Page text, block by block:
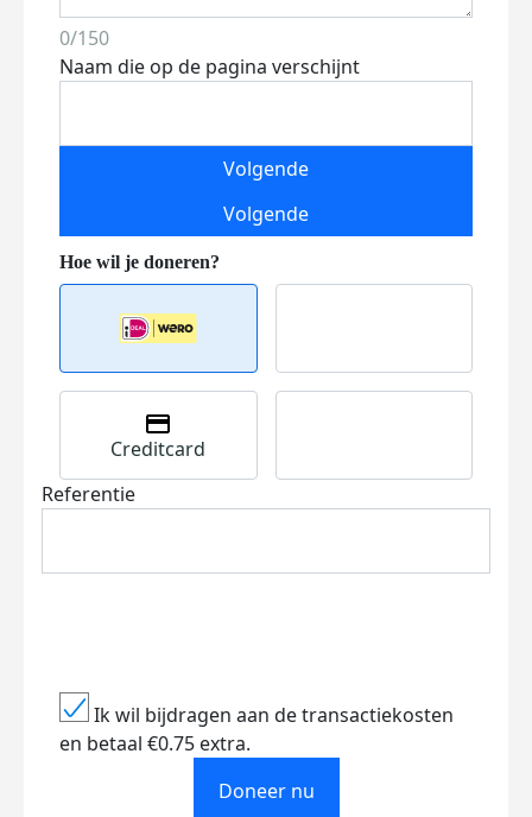
0/150
Naam die op de pagina verschijnt
Volgende
Volgende
Creditcard
Referentie
Ik wil bijdragen aan de transactiekosten
en betaal €0.75 extra.
Doneer nu